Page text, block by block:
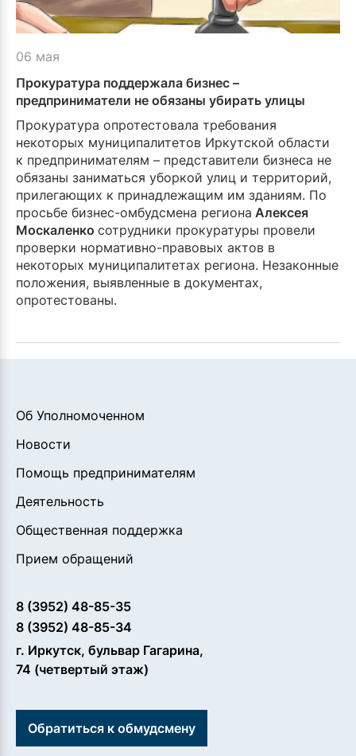
06 мая
Прокуратура поддержала бизнес –
предприниматели не обязаны убирать улицы
Прокуратура опротестовала требования
некоторых муниципалитетов Иркутской области
к предпринимателям – представители бизнеса не
обязаны заниматься уборкой улиц и территорий,
прилегающих к принадлежащим им зданиям. По
просьбе бизнес-омбудсмена региона Алексея
Москаленко сотрудники прокуратуры провели
проверки нормативно-правовых актов в
некоторых муниципалитетах региона. Незаконные
положения, выявленные в документах,
опротестованы.
Об Уполномоченном
Новости
Помощь предпринимателям
Деятельность
Общественная поддержка
Прием обращений
8 (3952) 48-85-35
8 (3952) 48-85-34
г. Иркутск, бульвар Гагарина,
74 (четвертый этаж)
Обратиться к обмудсмену